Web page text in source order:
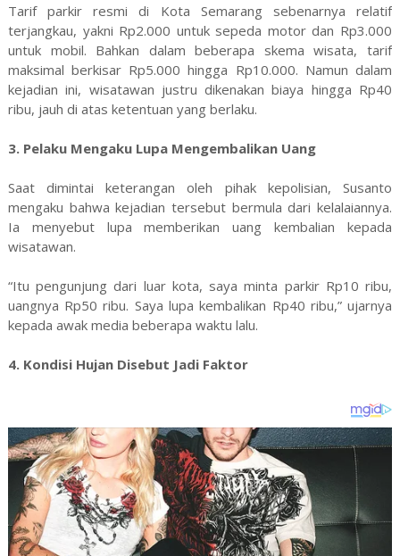
Tarif parkir resmi di Kota Semarang sebenarnya relatif
terjangkau, yakni Rp2.000 untuk sepeda motor dan Rp3.000
untuk mobil. Bahkan dalam beberapa skema wisata, tarif
maksimal berkisar Rp5.000 hingga Rp10.000. Namun dalam
kejadian ini, wisatawan justru dikenakan biaya hingga Rp40
ribu, jauh di atas ketentuan yang berlaku.
3. Pelaku Mengaku Lupa Mengembalikan Uang
Saat dimintai keterangan oleh pihak kepolisian, Susanto
mengaku bahwa kejadian tersebut bermula dari kelalaiannya.
Ia menyebut lupa memberikan uang kembalian kepada
wisatawan.
“Itu pengunjung dari luar kota, saya minta parkir Rp10 ribu,
uangnya Rp50 ribu. Saya lupa kembalikan Rp40 ribu,” ujarnya
kepada awak media beberapa waktu lalu.
4. Kondisi Hujan Disebut Jadi Faktor